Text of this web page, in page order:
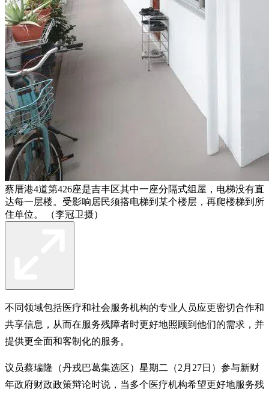
蔡厝港4道第426座是吉丰区其中一座分隔式组屋，电梯没有直
达每一层楼。受影响居民须搭电梯到某个楼层，再爬楼梯到所
住单位。 （李冠卫摄）
不同领域包括医疗和社会服务机构的专业人员应更密切合作和
共享信息，从而在服务残障者时更好地照顾到他们的需求，并
提供更全面和客制化的服务。
议员蔡瑞隆（丹戎巴葛集选区）星期二（2月27日）参与新财
年政府财政政策辩论时说，当多个医疗机构希望更好地服务残